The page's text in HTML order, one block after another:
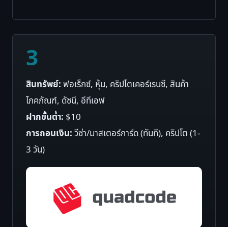
3
สินทรัพย์:ฟอเร็กซ์, หุ้น, คริปโตเคอร์เรนซี, สินค้า
โภคภัณฑ์, ดัชนี, อีทีเอฟ
ฝากขั้นต่ำ: $10
การถอนเงิน:วีซ่า/มาสเตอร์การ์ด (ทันที), คริปโต (1-
3 วัน)